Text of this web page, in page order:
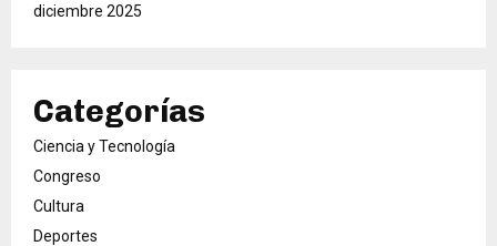
diciembre 2025
Categorías
Ciencia y Tecnología
Congreso
Cultura
Deportes